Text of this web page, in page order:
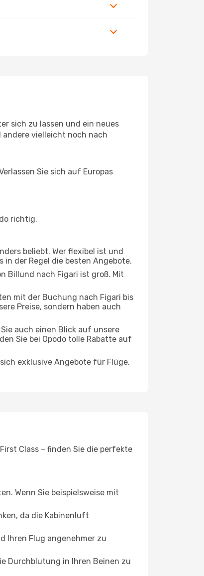
sich zu lassen und ein neues
andere vielleicht noch nach
Sie sich auf Europas
richtig.
beliebt. Wer flexibel ist und
der Regel die besten Angebote.
Billund nach Figari ist groß. Mit
mit der Buchung nach Figari bis
Preise, sondern haben auch
auch einen Blick auf unsere
Sie bei Opodo tolle Rabatte auf
exklusive Angebote für Flüge,
Class – finden Sie die perfekte
Wenn Sie beispielsweise mit
da die Kabinenluft
Ihren Flug angenehmer zu
Durchblutung in Ihren Beinen zu